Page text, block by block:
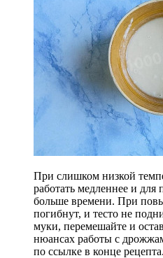
При слишком низкой
работать медленнее и для
больше времени. При
погибнут, и тесто не
муки, перемешайте и
нюансах работы с
по ссылке в конце рецепта.